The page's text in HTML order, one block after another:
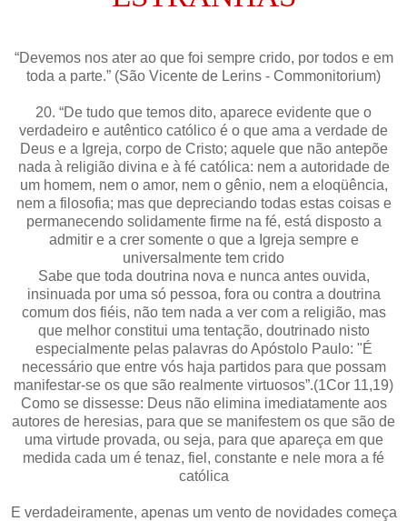
“Devemos nos ater ao que foi sempre crido, por todos e em
toda a parte.” (São Vicente de Lerins - Commonitorium)
20. “De tudo que temos dito, aparece evidente que o
verdadeiro e autêntico católico é o que ama a verdade de
Deus e a Igreja, corpo de Cristo; aquele que não antepõe
nada à religião divina e à fé católica: nem a autoridade de
um homem, nem o amor, nem o gênio, nem a eloqüência,
nem a filosofia; mas que depreciando todas estas coisas e
permanecendo solidamente firme na fé, está disposto a
admitir e a crer somente o que a Igreja sempre e
universalmente tem crido
Sabe que toda doutrina nova e nunca antes ouvida,
insinuada por uma só pessoa, fora ou contra a doutrina
comum dos fiéis, não tem nada a ver com a religião, mas
que melhor constitui uma tentação, doutrinado nisto
especialmente pelas palavras do Apóstolo Paulo: "É
necessário que entre vós haja partidos para que possam
manifestar-se os que são realmente virtuosos”.(1Cor 11,19)
Como se dissesse: Deus não elimina imediatamente aos
autores de heresias, para que se manifestem os que são de
uma virtude provada, ou seja, para que apareça em que
medida cada um é tenaz, fiel, constante e nele mora a fé
católica
E verdadeiramente, apenas um vento de novidades começa